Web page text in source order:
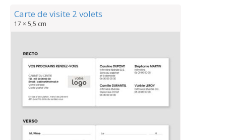
Carte de visite 2 volets
17 × 5,5 cm